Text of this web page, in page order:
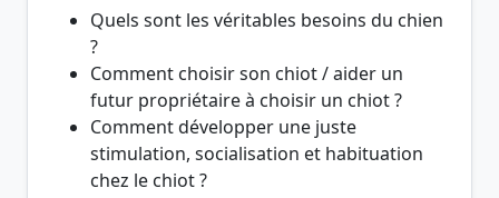
Quels sont les véritables besoins du chien
?
Comment choisir son chiot / aider un
futur propriétaire à choisir un chiot ?
Comment développer une juste
stimulation, socialisation et habituation
chez le chiot ?